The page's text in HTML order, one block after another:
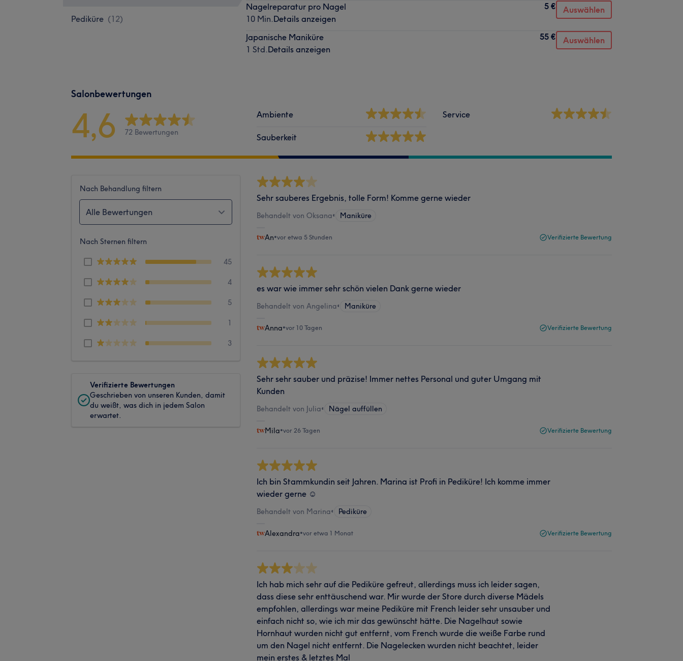
Pediküre (12)
Nagelreparatur pro Nagel
10 Min.Details anzeigen
5 € Auswählen
Japanische Maniküre
1 Std.Details anzeigen
55 € Auswählen
Salonbewertungen
4,6 72 Bewertungen
Ambiente
Sauberkeit
Service
Nach Behandlung filtern
Alle Bewertungen
Nach Sternen filtern
45
4
5
1
3
Verifizierte Bewertungen
Geschrieben von unseren Kunden, damit
du weißt, was dich in jedem Salon
erwartet.
Sehr sauberes Ergebnis, tolle Form! Komme gerne wieder
Behandelt von Oksana• Maniküre
An•vor etwa 5 Stunden Verifizierte Bewertung
es war wie immer sehr schön vielen Dank gerne wieder
Behandelt von Angelina• Maniküre
Anna•vor 10 Tagen Verifizierte Bewertung
Sehr sehr sauber und präzise! Immer nettes Personal und guter Umgang mit
Kunden
Behandelt von Julia• Nägel auffüllen
Mila•vor 26 Tagen Verifizierte Bewertung
Ich bin Stammkundin seit Jahren. Marina ist Profi in Pediküre! Ich komme immer
wieder gerne ☺️
Behandelt von Marina• Pediküre
Alexandra•vor etwa 1 Monat Verifizierte Bewertung
Ich hab mich sehr auf die Pediküre gefreut, allerdings muss ich leider sagen,
dass diese sehr enttäuschend war. Mir wurde der Store durch diverse Mädels
empfohlen, allerdings war meine Pediküre mit French leider sehr unsauber und
einfach nicht so, wie ich mir das gewünscht hätte. Die Nagelhaut sowie
Hornhaut wurden nicht gut entfernt, vom French wurde die weiße Farbe rund
um den Nagel nicht entfernt. Die Nagelecken wurden nicht beachtet, leider
mein erstes & letztes Mal